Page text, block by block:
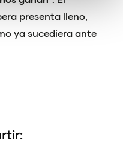
presenta lleno,
ya sucediera ante